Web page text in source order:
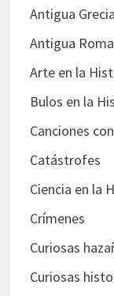
Antigua Grecia
Antigua Roma
Arte en la
Bulos en la
Canciones
Catástrofes
Ciencia en la
Crímenes
Curiosas
Curiosas